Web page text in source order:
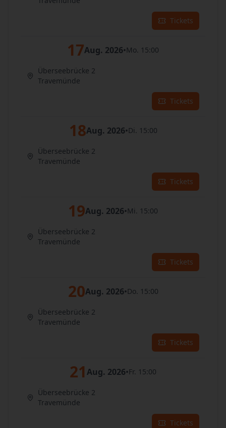
Tickets
17Aug. 2026•Mo. 15:00
Überseebrücke 2
Travemünde
Tickets
18Aug. 2026•Di. 15:00
Überseebrücke 2
Travemünde
Tickets
19Aug. 2026•Mi. 15:00
Überseebrücke 2
Travemünde
Tickets
20Aug. 2026•Do. 15:00
Überseebrücke 2
Travemünde
Tickets
21 Aug. 2026•Fr. 15:00
Überseebrücke 2
Travemünde
Tickets